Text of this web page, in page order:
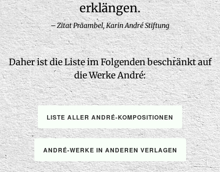
erklängen.
Zitat Präambel, Karin André Stiftung
Daher ist die Liste im Folgenden beschränkt auf
die Werke André:
LISTE ALLER ANDRÉ-KOMPOSITIONEN
ANDRÉ-WERKE IN ANDEREN VERLAGEN